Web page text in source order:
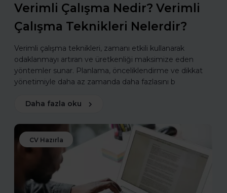
Verimli Çalışma Nedir? Verimli
Çalışma Teknikleri Nelerdir?
Verimli çalışma teknikleri, zamanı etkili kullanarak
odaklanmayı artıran ve üretkenliği maksimize eden
yöntemler sunar. Planlama, önceliklendirme ve dikkat
yönetimiyle daha az zamanda daha fazlasını b
Daha fazla oku
CV Hazırla